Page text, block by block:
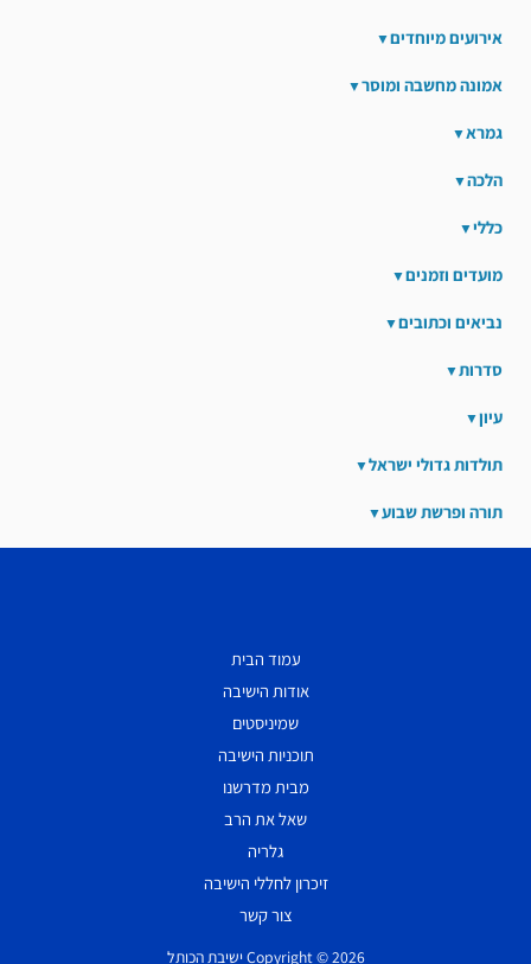
אירועים מיוחדים
אמונה מחשבה ומוסר
גמרא
הלכה
כללי
מועדים וזמנים
נביאים וכתובים
סדרות
עיון
תולדות גדולי ישראל
תורה ופרשת שבוע
עמוד הבית
אודות הישיבה
שמיניסטים
תוכניות הישיבה
מבית מדרשנו
שאל את הרב
גלריה
זיכרון לחללי הישיבה
צור קשר
Copyright © 2026 ישיבת הכותל